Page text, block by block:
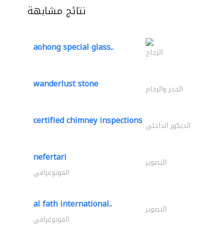
نتائج مشابهة
aohong special glass.. الزجاج
wanderlust stone الحجر والرخام
certified chimney inspections الديكور الداخلي
nefertari التصوير
الفوتوغرافي
al fath international.. التصوير
الفوتوغرافي